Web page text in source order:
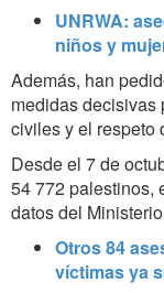
UNRWA:
niños y
Además, han
medidas decisivas
civiles y el respeto
Desde el 7 de
54 772 palestinos,
datos del
Otros 84
víctimas ya